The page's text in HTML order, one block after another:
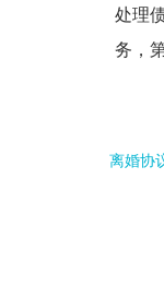
处理
务，
离婚协